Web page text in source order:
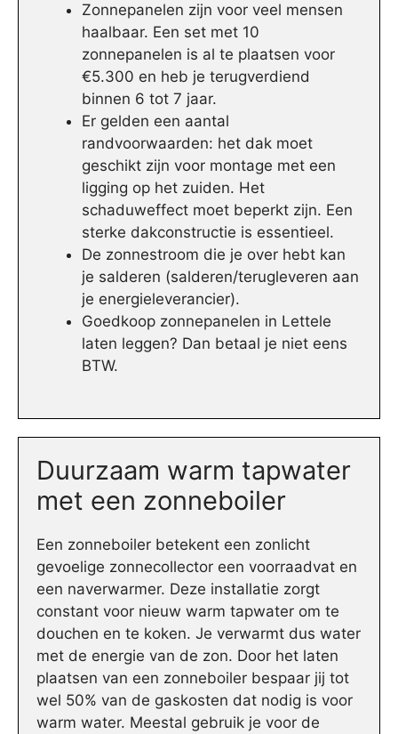
Zonnepanelen zijn voor veel mensen
haalbaar. Een set met 10
zonnepanelen is al te plaatsen voor
€5.300 en heb je terugverdiend
binnen 6 tot 7 jaar.
Er gelden een aantal
randvoorwaarden: het dak moet
geschikt zijn voor montage met een
ligging op het zuiden. Het
schaduweffect moet beperkt zijn. Een
sterke dakconstructie is essentieel.
De zonnestroom die je over hebt kan
je salderen (salderen/terugleveren aan
je energieleverancier).
Goedkoop zonnepanelen in Lettele
laten leggen? Dan betaal je niet eens
BTW.
Duurzaam warm tapwater
met een zonneboiler
Een zonneboiler betekent een zonlicht
gevoelige zonnecollector een voorraadvat en
een naverwarmer. Deze installatie zorgt
constant voor nieuw warm tapwater om te
douchen en te koken. Je verwarmt dus water
met de energie van de zon. Door het laten
plaatsen van een zonneboiler bespaar jij tot
wel 50% van de gaskosten dat nodig is voor
warm water. Meestal gebruik je voor de